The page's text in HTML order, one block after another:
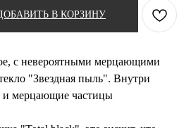
В КОРЗИНУ
с невероятными мерцающими
"Звездная пыль". Внутри
и мерцающие частицы